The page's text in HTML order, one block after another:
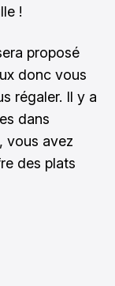
!
proposé
donc vous
régaler. Il y a
dans
vous avez
des plats